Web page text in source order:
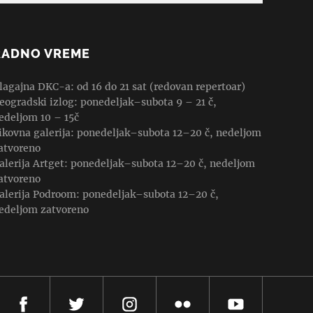
VREME
DKC-a: od 16 do 21 sat (redovan repertoar)
izlog: ponedeljak–subota 9 – 21 č,
10 – 15č
galerija: ponedeljak–subota 12–20 č, nedeljom
Artget: ponedeljak–subota 12–20 č, nedeljom
Podroom: ponedeljak–subota 12–20 č,
zatvoreno